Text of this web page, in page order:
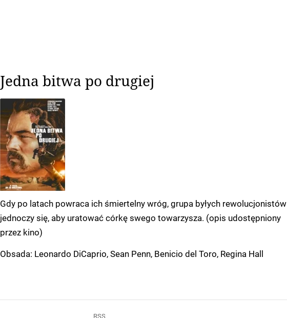
Jedna bitwa po drugiej
Gdy po latach powraca ich śmiertelny wróg, grupa byłych rewolucjonistów
jednoczy się, aby uratować córkę swego towarzysza. (opis udostępniony
przez kino)
Obsada: Leonardo DiCaprio, Sean Penn, Benicio del Toro, Regina Hall
RSS